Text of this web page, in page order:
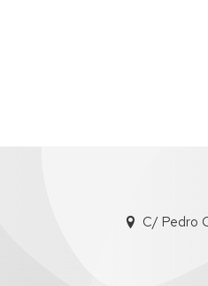
C/ Pedro